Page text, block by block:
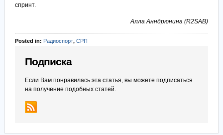
спринт.
Алла Анндрюнина (R2SAB)
Posted in: Радиоспорт, СРП
Подписка
Если Вам понравилась эта статья, вы можете подписаться
на получение подобных статей.